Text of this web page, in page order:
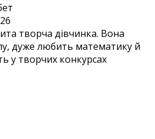
творча дівчинка. Вона
дуже любить математику й
у творчих конкурсах